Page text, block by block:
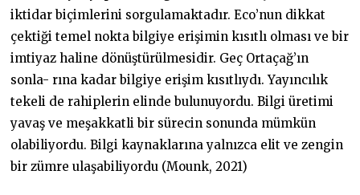
iktidar biçimlerini sorgulamaktadır. Eco’nun dikkat
çektiği temel nokta bilgiye erişimin kısıtlı olması ve bir
imtiyaz haline dönüştürülmesidir. Geç Ortaçağ’ın
sonla- rına kadar bilgiye erişim kısıtlıydı. Yayıncılık
tekeli de rahiplerin elinde bulunuyordu. Bilgi üretimi
yavaş ve meşakkatli bir sürecin sonunda mümkün
olabiliyordu. Bilgi kaynaklarına yalnızca elit ve zengin
bir zümre ulaşabiliyordu (Mounk, 2021)